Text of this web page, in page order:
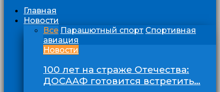
Главная
Новости
Все Парашютный спорт Спортивная
авиация
Новости
100 лет на страже Отечества:
ДОСААФ готовится встретить…